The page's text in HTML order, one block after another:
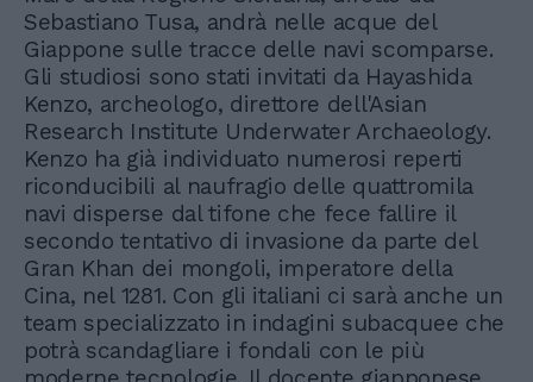
Sebastiano Tusa, andrà nelle acque del
Giappone sulle tracce delle navi scomparse.
Gli studiosi sono stati invitati da Hayashida
Kenzo, archeologo, direttore dell'Asian
Research Institute Underwater Archaeology.
Kenzo ha già individuato numerosi reperti
riconducibili al naufragio delle quattromila
navi disperse dal tifone che fece fallire il
secondo tentativo di invasione da parte del
Gran Khan dei mongoli, imperatore della
Cina, nel 1281. Con gli italiani ci sarà anche un
team specializzato in indagini subacquee che
potrà scandagliare i fondali con le più